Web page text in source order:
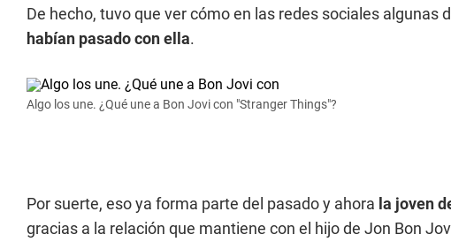
De hecho, tuvo que ver cómo en las redes sociales algunas
habían pasado con ella.
Algo los une. ¿Qué une a Bon Jovi con "Stranger Things"?
Por suerte, eso ya forma parte del pasado y ahora la joven
gracias a la relación que mantiene con el hijo de Jon Bon